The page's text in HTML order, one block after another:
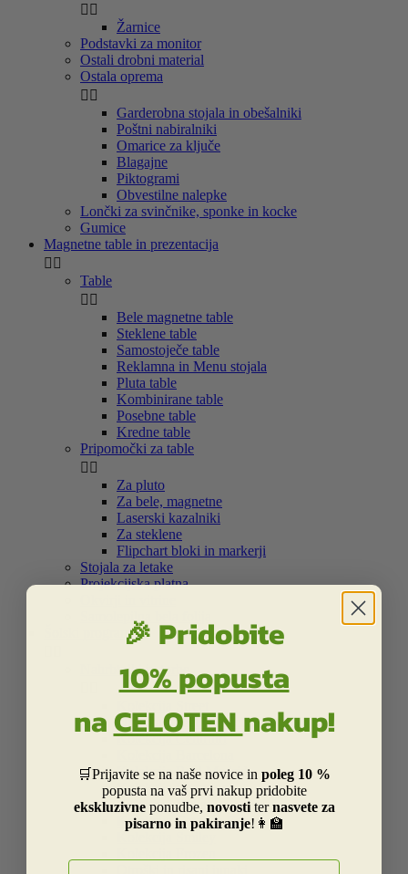
 
Žarnice
Podstavki za monitor
Ostali drobni material
Ostala oprema
 
Garderobna stojala in obešalniki
Poštni nabiralniki
Omarice za ključe
Blagajne
Piktogrami
Obvestilne nalepke
Lončki za svinčnike, sponke in kocke
Gumice
Magnetne table in prezentacija
 
Table
 
Bele magnetne table
Steklene table
Samostoječe table
Reklamna in Menu stojala
Pluta table
Kombinirane table
Posebne table
Kredne table
Pripomočki za table
 
Za pluto
Za bele, magnetne
Laserski kazalniki
Za steklene
Flipchart bloki in markerji
Stojala za letake
Projekcijska platna
Šolski program
Nahrbtniki in torbe
Otroška Street kolekcija
Kolekcija Centrum
Kolekcija Real Madrid
Kolekcija Liverpool
Kolekcija Dakar
Kolekcija Catalina Estrada
🎉 Pridobite
10% popusta
naCELOTENnakup!
🛒Prijavite se na naše novice in poleg 10 %
popusta na vaš prvi nakup pridobite
ekskluzivneponudbe, novosti ternasvete za
pisarno in pakiranje!👩‍🏫
E-naslov